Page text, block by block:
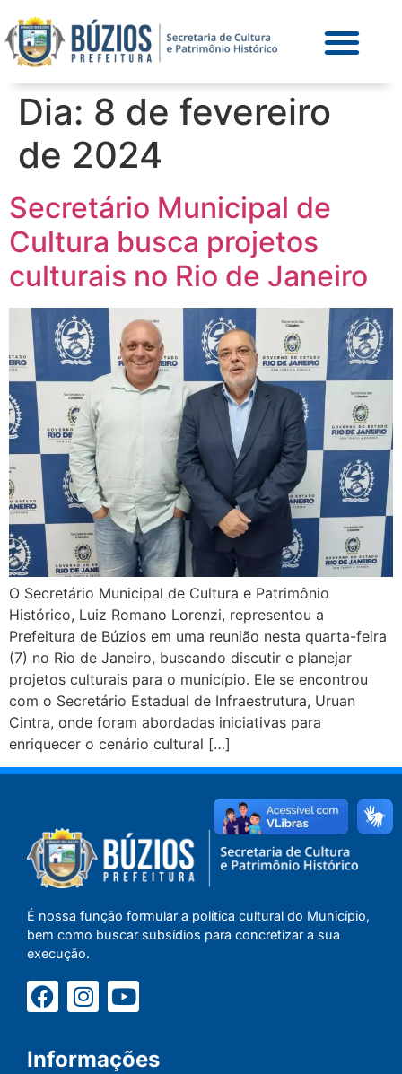
Dia: 8 de fevereiro
de 2024
Secretário Municipal de
Cultura busca projetos
culturais no Rio de Janeiro
O Secretário Municipal de Cultura e Patrimônio
Histórico, Luiz Romano Lorenzi, representou a
Prefeitura de Búzios em uma reunião nesta quarta-feira
(7) no Rio de Janeiro, buscando discutir e planejar
projetos culturais para o município. Ele se encontrou
com o Secretário Estadual de Infraestrutura, Uruan
Cintra, onde foram abordadas iniciativas para
enriquecer o cenário cultural […]
É nossa função formular a política cultural do Município,
bem como buscar subsídios para concretizar a sua
execução.
Informações